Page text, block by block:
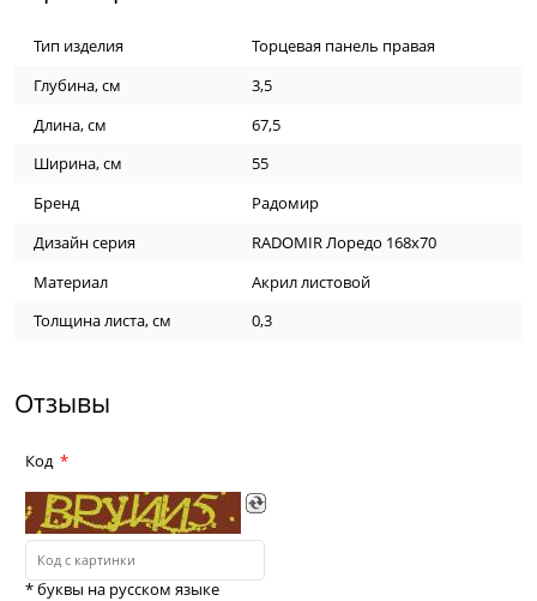
Тип изделия
Торцевая панель правая
Глубина, см
3,5
Длина, см
67,5
Ширина, см
55
Бренд
Радомир
Дизайн серия
RADOMIR Лоредо 168х70
Материал
Акрил листовой
Толщина листа, см
0,3
Отзывы
Код
* буквы на русском языке